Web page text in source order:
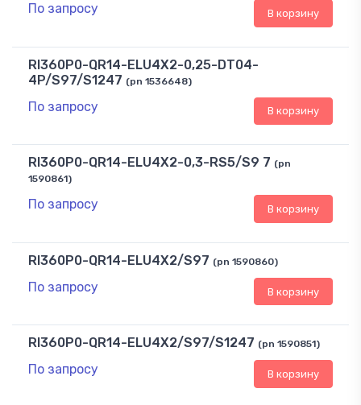
По запросу В корзину
RI360P0-QR14-ELU4X2-0,25-DT04-
4P/S97/S1247 (pn 1536648)
По запросу В корзину
RI360P0-QR14-ELU4X2-0,3-RS5/S9 7 (pn
1590861)
По запросу В корзину
RI360P0-QR14-ELU4X2/S97 (pn 1590860)
По запросу В корзину
RI360P0-QR14-ELU4X2/S97/S1247 (pn 1590851)
По запросу В корзину